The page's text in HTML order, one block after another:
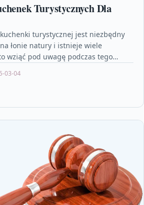
Turystycznych Dla
turystycznej jest niezbędny
łonie natury i istnieje wiele
wziąć pod uwagę podczas tego
03-04